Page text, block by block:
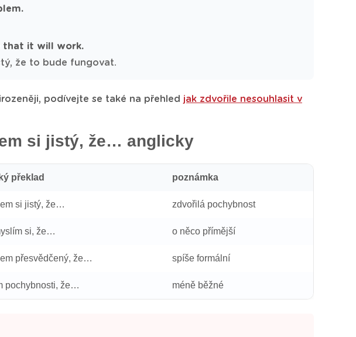
that it will work.
že to bude fungovat.
podívejte se také na přehled jak zdvořile nesouhlasit v
si jistý, že… anglicky
překlad poznámka
si jistý, že… zdvořilá pochybnost
si, že… o něco přímější
přesvědčený, že… spíše formální
pochybnosti, že… méně běžné